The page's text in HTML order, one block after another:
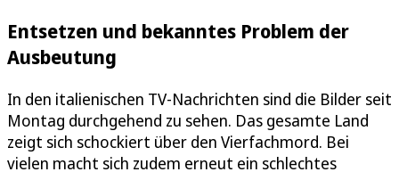
Entsetzen und bekanntes Problem der
Ausbeutung
In den italienischen TV-Nachrichten sind die Bilder seit
Montag durchgehend zu sehen. Das gesamte Land
zeigt sich schockiert über den Vierfachmord. Bei
vielen macht sich zudem erneut ein schlechtes